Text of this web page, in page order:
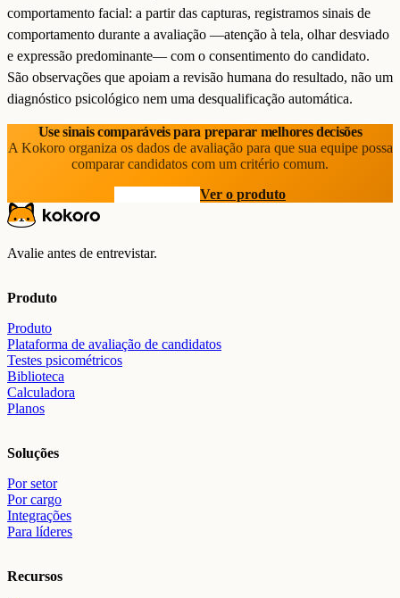
comportamento facial: a partir das capturas, registramos sinais de
comportamento durante a avaliação —atenção à tela, olhar desviado
e expressão predominante— com o consentimento do candidato.
São observações que apoiam a revisão humana do resultado, não um
diagnóstico psicológico nem uma desqualificação automática.
Use sinais comparáveis para preparar melhores decisões
A Kokoro organiza os dados de avaliação para que sua equipe possa
comparar candidatos com um critério comum.
Ver o produto
Avalie antes de entrevistar.
Produto
Produto
Plataforma de avaliação de candidatos
Testes psicométricos
Biblioteca
Calculadora
Planos
Soluções
Por setor
Por cargo
Integrações
Para líderes
Recursos